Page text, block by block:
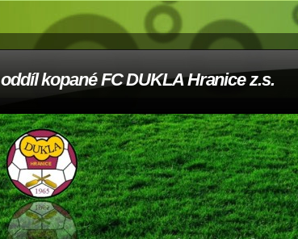
oddíl kopané FC DUKLA Hranice z.s.